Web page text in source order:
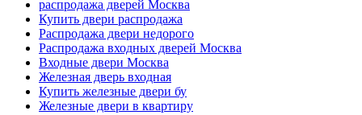
распродажа дверей Москва
Купить двери распродажа
Распродажа двери недорого
Распродажа входных дверей Москва
Входные двери Москва
Железная дверь входная
Купить железные двери бу
Железные двери в квартиру